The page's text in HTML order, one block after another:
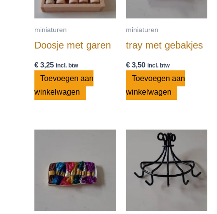
miniaturen
Doosje met garen
€ 3,25 incl. btw
Toevoegen aan
winkelwagen
miniaturen
tray met gebakjes
€3,50 incl. btw
Toevoegen aan
winkelwagen